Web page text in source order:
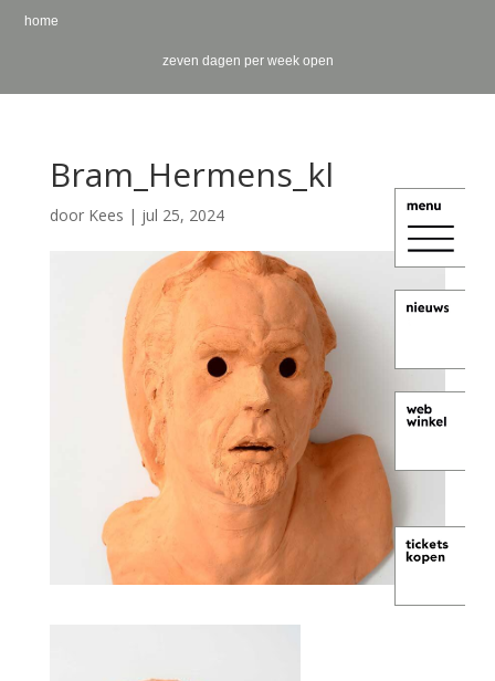
home
zeven dagen per week open
Bram_Hermens_kl
door Kees | jul 25, 2024